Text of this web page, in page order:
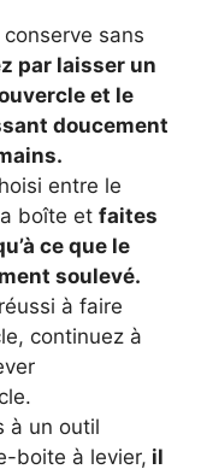
sans
par laisser un
et le
doucement
entre le
boîte et faites
ce que le
soulevé.
à faire
continuez à
à un outil
boite à levier, il